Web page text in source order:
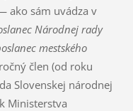
ako sám uvádza v
Národnej rady
mestského
člen (od roku
Sloven­skej národnej
Minister­stva